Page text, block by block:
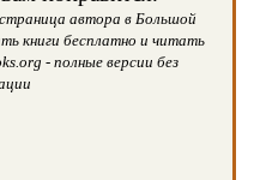
автора в Большой
книги бесплатно и читать
- полные версии без